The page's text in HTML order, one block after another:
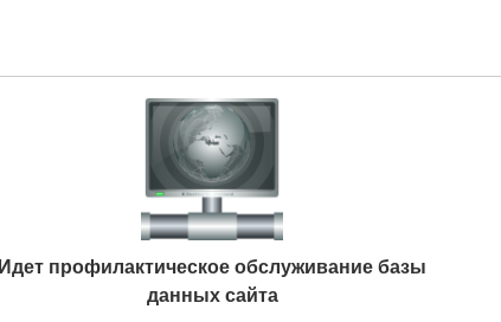
Идет профилактическое обслуживание базы
данных сайта